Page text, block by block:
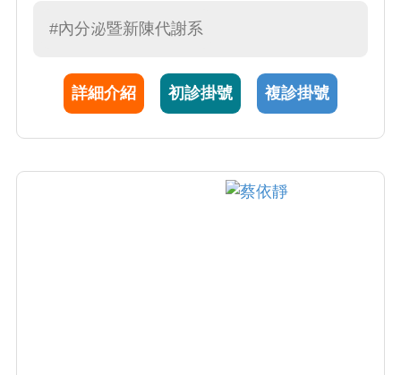
狀腺超音波 (3)骨質疏鬆症 (4)其他如副甲狀
#內分泌暨新陳代謝系
詳細介紹 初診掛號 複診掛號